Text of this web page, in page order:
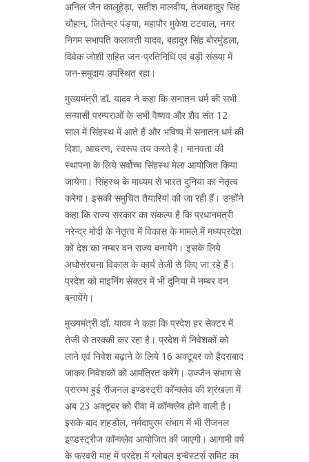
अनिल जैन कालूहेड़ा, सतीश मालवीय, तेजबहादुर सिंह
चौहान, जितेन्द्र पंड्या, महापौर मुकेश टटवाल, नगर
निगम सभापति कलावती यादव, बहादुर सिंह बोरमुंडला,
विवेक जोशी सहित जन-प्रतिनिधि एवं बड़ी संख्या में
जन-समुदाय उपस्थित रहा।
मुख्यमंत्री डॉ. यादव ने कहा कि सनातन धर्म की सभी
सन्यासी परम्पराओं के सभी वैष्णव और शैव संत 12
साल में सिंहस्थ में आते हैं और भविष्य में सनातन धर्म की
दिशा, आचरण, स्वरूप तय करते है। मानवता की
स्थापना के लिये सर्वोच्च सिंहस्थ मेला आयोजित किया
जायेगा। सिंहस्थ के माध्यम से भारत दुनिया का नेतृत्व
करेगा। इसकी समुचित तैयारियां की जा रही हैं। उन्होंने
कहा कि राज्य सरकार का संकल्प है कि प्रधानमंत्री
नरेन्द्र मोदी के नेतृत्व में विकास के मामले में मध्यप्रदेश
को देश का नम्बर वन राज्य बनायेंगे। इसके लिये
अधोसंरचना विकास के कार्य तेजी से किए जा रहे हैं।
प्रदेश को माइनिंग सेक्टर में भी दुनिया में नम्बर वन
बनायेंगे।
मुख्यमंत्री डॉ. यादव ने कहा कि प्रदेश हर सेक्टर में
तेजी से तरक्की कर रहा है। प्रदेश में निवेशकों को
लाने एवं निवेश बढ़ाने के लिये 16 अक्टूबर को हैदराबाद
जाकर निवेशकों को आमंत्रित करेंगे। उज्जैन संभाग से
प्रारम्भ हुई रीजनल इण्डस्ट्री कॉन्क्लेव की श्रंखला में
अब 23 अक्टूबर को रीवा में कॉन्क्लेव होने वाली है।
इसके बाद शहडोल, नर्मदापुरम संभाग में भी रीजनल
इण्डस्ट्रीज कॉन्क्लेव आयोजित की जाएगी। आगामी वर्ष
के फरवरी माह में प्रदेश में ग्लोबल इन्वेस्टर्स समिट का